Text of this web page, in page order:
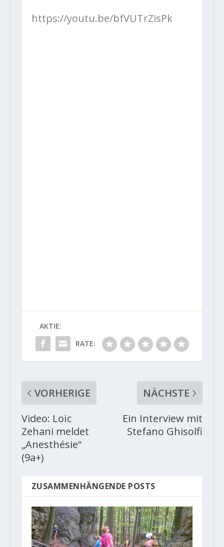
https://youtu.be/bfVUTrZisPk
AKTIE:
RATE:
VORHERIGE
Video: Loïc
Zehani meldet
„Anesthésie“
(9a+)
NÄCHSTE
Ein Interview mit
Stefano Ghisolfi
ZUSAMMENHÄNGENDE POSTS